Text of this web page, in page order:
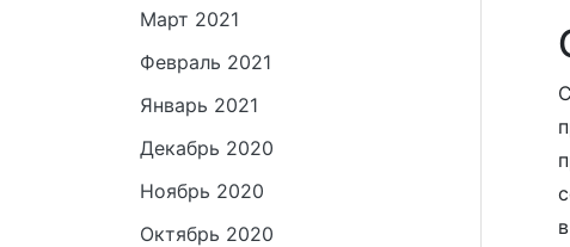
Март 2021
Февраль 2021
Январь 2021
Декабрь 2020
Ноябрь 2020
Октябрь 2020